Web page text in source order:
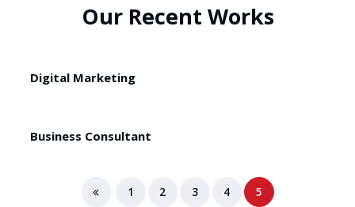
Our Recent Works
Digital Marketing
Business Consultant
1 2 3 4 5